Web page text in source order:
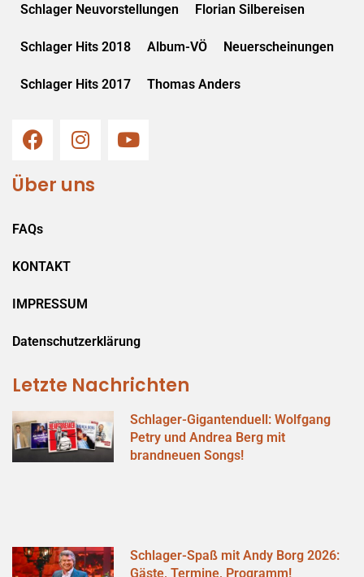
Schlager Neuvorstellungen Florian Silbereisen
Schlager Hits 2018 Album-VÖ Neuerscheinungen
Schlager Hits 2017 Thomas Anders
Über uns
FAQs
KONTAKT
IMPRESSUM
Datenschutzerklärung
Letzte Nachrichten
Schlager-Gigantenduell: Wolfgang
Petry und Andrea Berg mit
brandneuen Songs!
Schlager-Spaß mit Andy Borg 2026:
Gäste, Termine, Programm!